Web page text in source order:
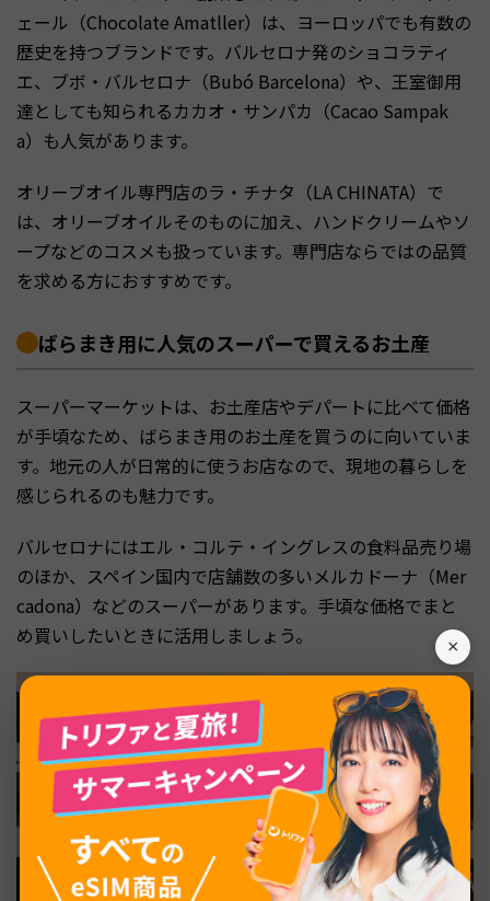
×
ェール（Chocolate Amatller）は、ヨーロッパでも有数の
歴史を持つブランドです。バルセロナ発のショコラティ
エ、ブボ・バルセロナ（Bubó Barcelona）や、王室御用
達としても知られるカカオ・サンパカ（Cacao Sampak
a）も人気があります。
オリーブオイル専門店のラ・チナタ（LA CHINATA）で
は、オリーブオイルそのものに加え、ハンドクリームやソ
ープなどのコスメも扱っています。専門店ならではの品質
を求める方におすすめです。
ばらまき用に人気のスーパーで買えるお土産
スーパーマーケットは、お土産店やデパートに比べて価格
が手頃なため、ばらまき用のお土産を買うのに向いていま
す。地元の人が日常的に使うお店なので、現地の暮らしを
感じられるのも魅力です。
バルセロナにはエル・コルテ・イングレスの食料品売り場
のほか、スペイン国内で店舗数の多いメルカドーナ（Mer
cadona）などのスーパーがあります。手頃な価格でまと
め買いしたいときに活用しましょう。